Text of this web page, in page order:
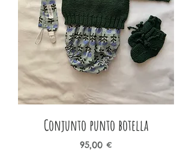
Conjunto punto botella
Precio
95,00 €